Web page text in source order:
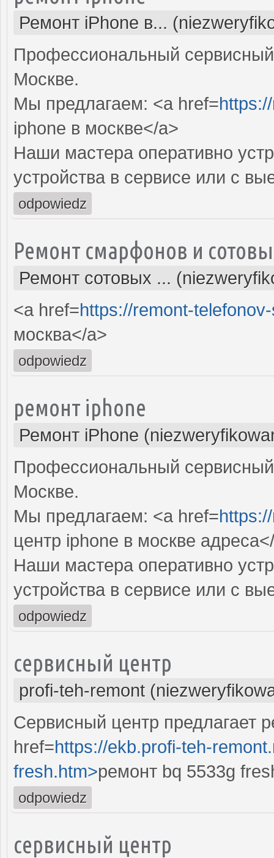
Ремонт iPhone в...
Профессиональный
Москве.
Мы предлагаем: <a href=
iphone в москве</a>
Наши мастера оперативно
устройства в сервисе или с
odpowiedz
Ремонт смарфонов и
Ремонт сотовых ...
<a href=https://remont-
москва</a>
odpowiedz
ремонт iphone
Ремонт iPhone
Профессиональный
Москве.
Мы предлагаем: <a href=
центр iphone в москве
Наши мастера оперативно
устройства в сервисе или с
odpowiedz
сервисный центр
profi-teh-remont
Сервисный центр предлагает
href=https://ekb.profi-teh-
fresh.htm>ремонт bq 5533g
odpowiedz
сервисный центр